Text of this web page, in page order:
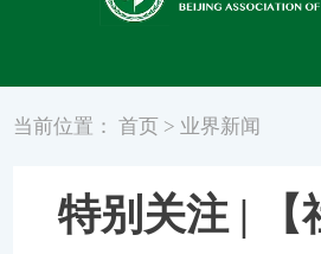
当前位置：首页 > 业界新闻
特别关注 | 【